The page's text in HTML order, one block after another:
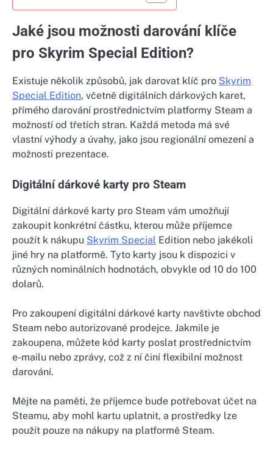
Jaké jsou možnosti darování klíče
pro Skyrim Special Edition?
Existuje několik způsobů, jak darovat klíč pro Skyrim
Special Edition, včetně digitálních dárkových karet,
přímého darování prostřednictvím platformy Steam a
možností od třetích stran. Každá metoda má své
vlastní výhody a úvahy, jako jsou regionální omezení a
možnosti prezentace.
Digitální dárkové karty pro Steam
Digitální dárkové karty pro Steam vám umožňují
zakoupit konkrétní částku, kterou může příjemce
použít k nákupu Skyrim Special Edition nebo jakékoli
jiné hry na platformě. Tyto karty jsou k dispozici v
různých nominálních hodnotách, obvykle od 10 do 100
dolarů.
Pro zakoupení digitální dárkové karty navštivte obchod
Steam nebo autorizované prodejce. Jakmile je
zakoupena, můžete kód karty poslat prostřednictvím
e-mailu nebo zprávy, což z ní činí flexibilní možnost
darování.
Mějte na paměti, že příjemce bude potřebovat účet na
Steamu, aby mohl kartu uplatnit, a prostředky lze
použít pouze na nákupy na platformě Steam.